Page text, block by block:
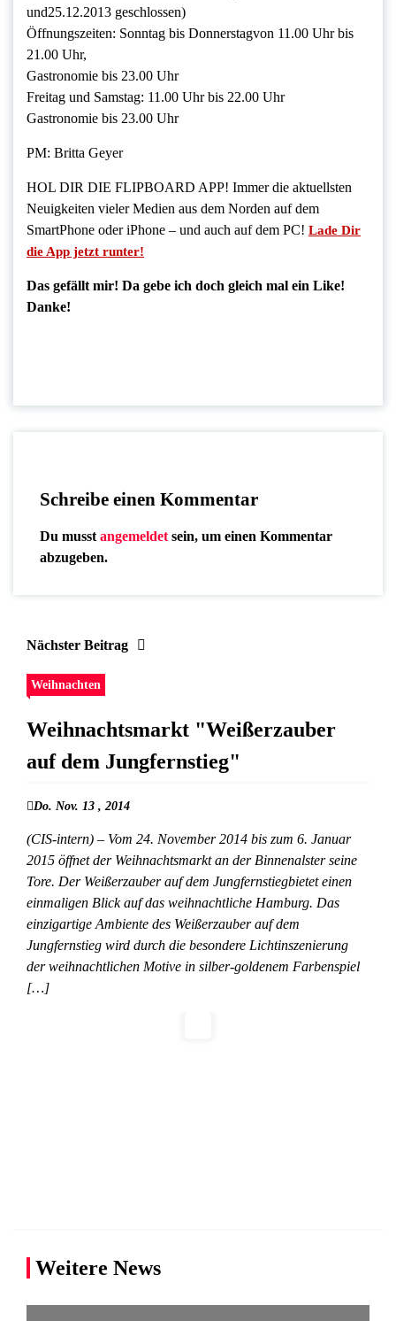
und25.12.2013 geschlossen)
Öffnungszeiten: Sonntag bis Donnerstagvon 11.00 Uhr bis
21.00 Uhr,
Gastronomie bis 23.00 Uhr
Freitag und Samstag: 11.00 Uhr bis 22.00 Uhr
Gastronomie bis 23.00 Uhr
PM: Britta Geyer
HOL DIR DIE FLIPBOARD APP! Immer die aktuellsten
Neuigkeiten vieler Medien aus dem Norden auf dem
SmartPhone oder iPhone – und auch auf dem PC! Lade Dir
die App jetzt runter!
Das gefällt mir! Da gebe ich doch gleich mal ein Like!
Danke!
Schreibe einen Kommentar
Du musst angemeldet sein, um einen Kommentar
abzugeben.
Nächster Beitrag
Weihnachten
Weihnachtsmarkt "Weißerzauber
auf dem Jungfernstieg"
Do. Nov. 13 , 2014
(CIS-intern) – Vom 24. November 2014 bis zum 6. Januar
2015 öffnet der Weihnachtsmarkt an der Binnenalster seine
Tore. Der Weißerzauber auf dem Jungfernstiegbietet einen
einmaligen Blick auf das weihnachtliche Hamburg. Das
einzigartige Ambiente des Weißerzauber auf dem
Jungfernstieg wird durch die besondere Lichtinszenierung
der weihnachtlichen Motive in silber-goldenem Farbenspiel
[…]
Weitere News